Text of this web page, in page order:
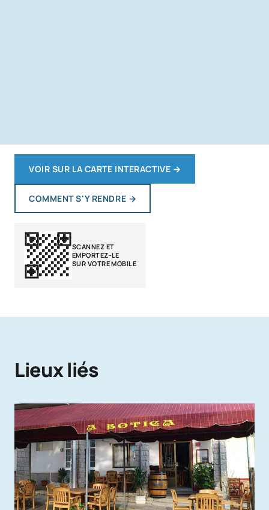
VOIR SUR LA CARTE INTERACTIVE →
COMMENT S'Y RENDRE →
SCANNEZ ET
EMPORTEZ-LE
SUR VOTRE MOBILE
Lieux liés